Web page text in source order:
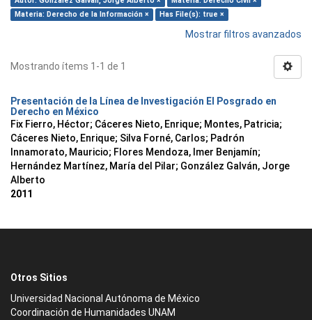
Materia: Derecho de la Información ×
Has File(s): true ×
Mostrar filtros avanzados
Mostrando ítems 1-1 de 1
Presentación de la Línea de Investigación El Posgrado en
Derecho en México
Fix Fierro, Héctor; Cáceres Nieto, Enrique; Montes, Patricia;
Cáceres Nieto, Enrique; Silva Forné, Carlos; Padrón
Innamorato, Mauricio; Flores Mendoza, Imer Benjamín;
Hernández Martínez, María del Pilar; González Galván, Jorge
Alberto
2011
Otros Sitios
Universidad Nacional Autónoma de México
Coordinación de Humanidades UNAM